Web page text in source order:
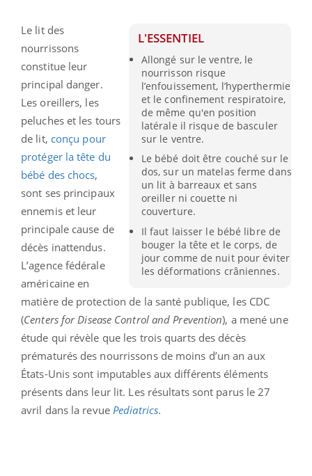
L'ESSENTIEL
Allongé sur le ventre, le
nourrisson risque
l’enfouissement, l’hyperthermie
et le confinement respiratoire,
de même qu'en position
latérale il risque de basculer
sur le ventre.
Le bébé doit être couché sur le
dos, sur un matelas ferme dans
un lit à barreaux et sans
oreiller ni couette ni
couverture.
Il faut laisser le bébé libre de
bouger la tête et le corps, de
jour comme de nuit pour éviter
les déformations crâniennes.
Le lit des
nourrissons
constitue leur
principal danger.
Les oreillers, les
peluches et les tours
de lit, conçu pour
protéger la tête du
bébé des chocs,
sont ses principaux
ennemis et leur
principale cause de
décès inattendus.
L’agence fédérale
américaine en
matière de protection de la santé publique, les CDC
(Centers for Disease Control and Prevention), a mené une
étude qui révèle que les trois quarts des décès
prématurés des nourrissons de moins d’un an aux
États-Unis sont imputables aux différents éléments
présents dans leur lit. Les résultats sont parus le 27
avril dans la revue Pediatrics.